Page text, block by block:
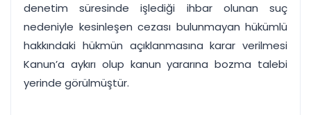
denetim süresinde işlediği ihbar olunan suç
nedeniyle kesinleşen cezası bulunmayan hükümlü
hakkındaki hükmün açıklanmasına karar verilmesi
Kanun’a aykırı olup kanun yararına bozma talebi
yerinde görülmüştür.